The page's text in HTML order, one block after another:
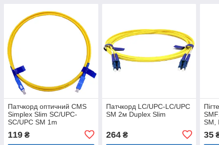
Патчкорд оптичний CMS
Simplex Slim SC/UPC-
SC/UPC SM 1m
119 ₴
Патчкорд LC/UPC-LC/UPC
SM 2м Duplex Slim
264₴
SM,
35